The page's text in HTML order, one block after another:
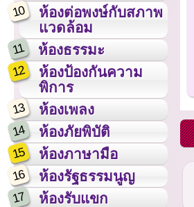
10
ห้องต่อพงษ์กับสภาพ
แวดล้อม
11 ห้องธรรมะ
12
ห้องป้องกันความ
พิการ
13 ห้องเพลง
14 ห้องภัยพิบัติ
15 ห้องภาษามือ
16 ห้องรัฐธรรมนูญ
17 ห้องรับแขก